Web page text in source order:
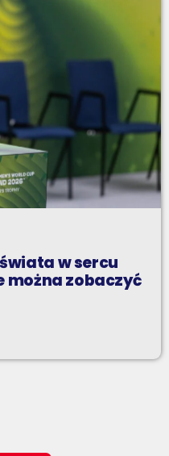
w sercu
można zobaczyć